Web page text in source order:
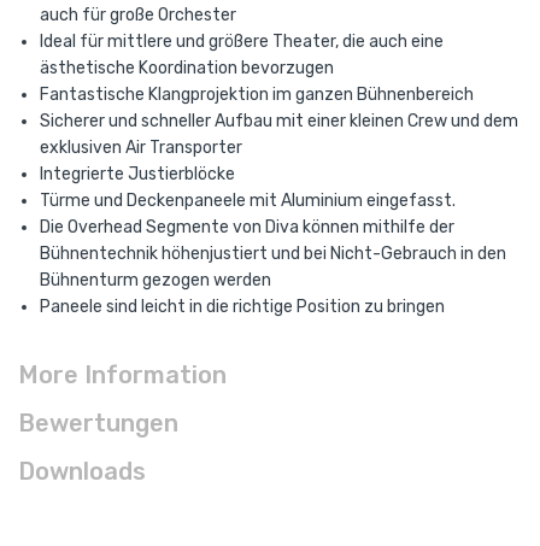
auch für große Orchester
Ideal für mittlere und größere Theater, die auch eine
ästhetische Koordination bevorzugen
Fantastische Klangprojektion im ganzen Bühnenbereich
Sicherer und schneller Aufbau mit einer kleinen Crew und dem
exklusiven Air Transporter
Integrierte Justierblöcke
Türme und Deckenpaneele mit Aluminium eingefasst.
Die Overhead Segmente von Diva können mithilfe der
Bühnentechnik höhenjustiert und bei Nicht-Gebrauch in den
Bühnenturm gezogen werden
Paneele sind leicht in die richtige Position zu bringen
More Information
Bewertungen
Downloads